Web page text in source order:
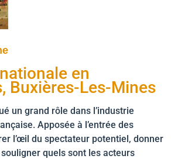
en
Buxières-Les-Mines
un grand rôle dans l’industrie
Apposée à l’entrée des
l’œil du spectateur potentiel, donner
quels sont les acteurs